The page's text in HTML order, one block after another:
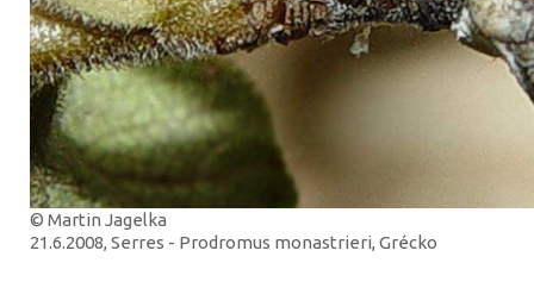
© Martin Jagelka
21.6.2008, Serres - Prodromus monastrieri, Grécko